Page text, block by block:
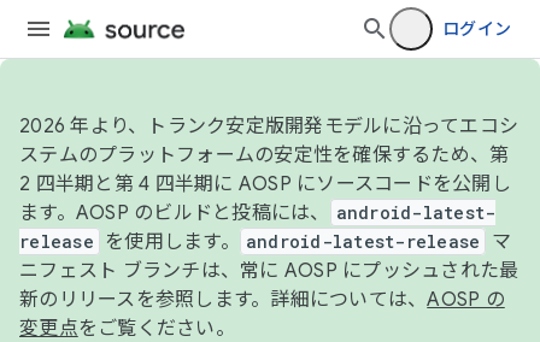
ログイン
2026 年より、トランク安定版開発モデルに沿ってエコシ
ステムのプラットフォームの安定性を確保するため、第
2 四半期と第 4 四半期に AOSP にソースコードを公開し
ます。AOSP のビルドと投稿には、
android-latest-
release
を使用します。 android-latest-release
マ
ニフェスト ブランチは、常に AOSP にプッシュされた最
新のリリースを参照します。詳細については、AOSP の
変更点をご覧ください。